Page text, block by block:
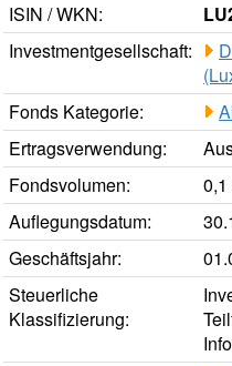
ISIN / WKN:
Investmentgesellschaft:
Fonds Kategorie:
Ertragsverwendung:
Fondsvolumen:
Auflegungsdatum:
Geschäftsjahr:
Steuerliche
Klassifizierung: